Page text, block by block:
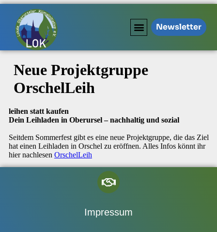
Newsletter
Neue Projektgruppe
OrschelLeih
leihen statt kaufen
Dein Leihladen in Oberursel – nachhaltig und sozial
Seitdem Sommerfest gibt es eine neue Projektgruppe, die das Ziel
hat einen Leihladen in Orschel zu eröffnen. Alles Infos könnt ihr
hier nachlesen OrschelLeih
Impressum